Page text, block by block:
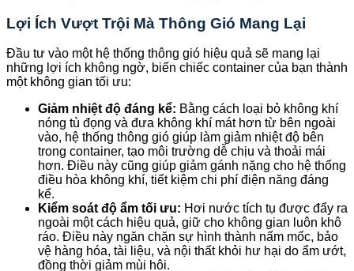
Lợi Ích Vượt Trội Mà Thông Gió Mang Lại
Đầu tư vào một hệ thống thông gió hiệu quả sẽ mang lại
những lợi ích không ngờ, biến chiếc container của bạn thành
một không gian tối ưu:
Giảm nhiệt độ đáng kể: Bằng cách loại bỏ không khí
nóng tù đọng và đưa không khí mát hơn từ bên ngoài
vào, hệ thống thông gió giúp làm giảm nhiệt độ bên
trong container, tạo môi trường dễ chịu và thoải mái
hơn. Điều này cũng giúp giảm gánh nặng cho hệ thống
điều hòa không khí, tiết kiệm chi phí điện năng đáng
kể.
Kiểm soát độ ẩm tối ưu: Hơi nước tích tụ được đẩy ra
ngoài một cách hiệu quả, giữ cho không gian luôn khô
ráo. Điều này ngăn chặn sự hình thành nấm mốc, bảo
vệ hàng hóa, tài liệu, và nội thất khỏi hư hại do ẩm ướt,
đồng thời giảm mùi hôi.